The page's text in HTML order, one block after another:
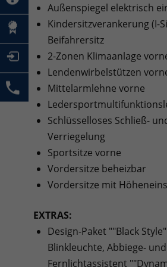
Außenspiegel elektrisch
Kindersitzverankerung (I-
Beifahrersitz
2-Zonen Klimaanlage
Lendenwirbelstützen
Mittelarmlehne vorne
Schlüsselloses Schließ-
Verriegelung
Sportsitze vorne
Vordersitze beheizbar
Vordersitze mit
EXTRAS:
Design-Paket ""Black
Blinkleuchte, Abbiege-
Fernlichtassistent